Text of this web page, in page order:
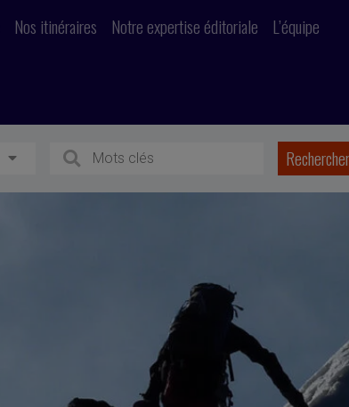
Nos itinéraires Notre expertise éditoriale L’équipe